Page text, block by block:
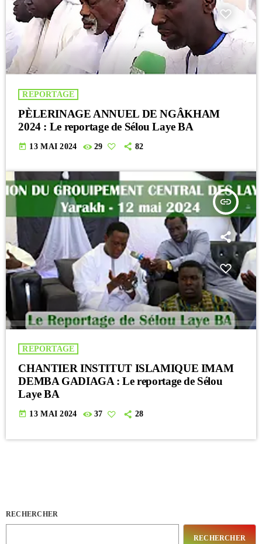
REPORTAGE
PÈLERINAGE ANNUEL DE NGÂKHAM
2024 : Le reportage de Sélou Laye BA
today 13 MAI 2024 29 82
insert_link
REPORTAGE
CHANTIER INSTITUT ISLAMIQUE IMAM
DEMBA GADIAGA : Le reportage de Sélou
Laye BA
today 13 MAI 2024 37 28
RECHERCHER
RECHERCHER